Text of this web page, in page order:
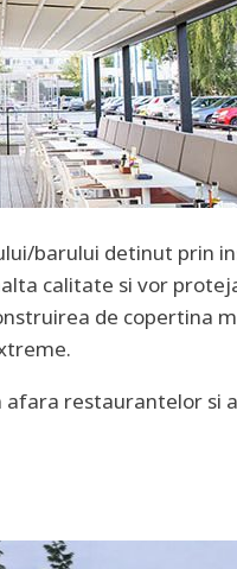
barului detinut prin
calitate si vor
de copertina
restaurantelor si